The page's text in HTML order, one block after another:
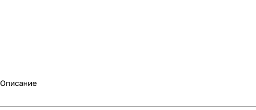
Описание